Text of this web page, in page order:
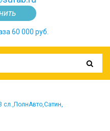
60 000 руб.
сл.,ПолнАвто,Сатин,